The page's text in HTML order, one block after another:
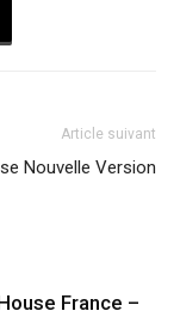
Article suivant
Nouvelle Version
France –